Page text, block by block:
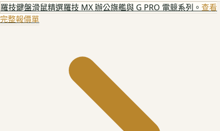
羅技鍵盤滑鼠精選羅技 MX 辦公旗艦與 G PRO 電競系列。 查看
完整報價單